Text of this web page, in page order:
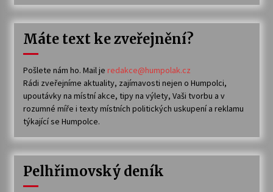
Máte text ke zveřejnění?
Pošlete nám ho. Mail je redakce@humpolak.cz
Rádi zveřejníme aktuality, zajímavosti nejen o Humpolci,
upoutávky na místní akce, tipy na výlety, Vaši tvorbu a v
rozumné míře i texty místních politických uskupení a reklamu
týkající se Humpolce.
Pelhřimovský deník